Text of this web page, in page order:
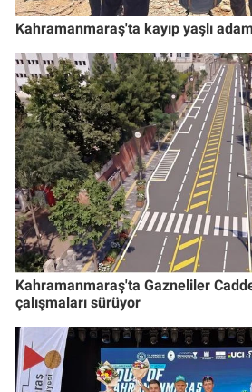
Kahramanmaraş'ta kayıp yaşlı
Kahramanmaraş'ta Gazneliler
çalışmaları sürüyor